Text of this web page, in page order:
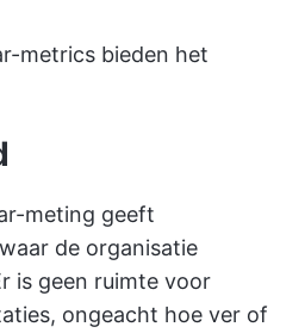
metrics bieden het
meting geeft
de organisatie
is geen ruimte voor
ongeacht hoe ver of